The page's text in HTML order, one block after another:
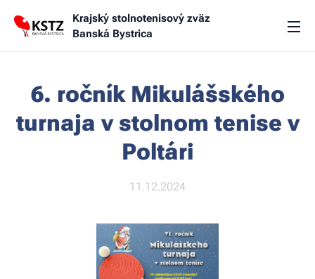
Krajský stolnotenisový zväz
Banská Bystrica
6. ročník Mikulášského
turnaja v stolnom tenise v
Poltári
11.12.2024